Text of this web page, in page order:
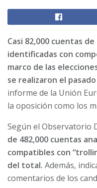
Casi 82,000 cuentas
identificadas con
marco de las
se realizaron el
informe de la Unión
la oposición como los
Según el Observatorio
de 482,000 cuentas
compatibles con
del total. Además,
comentarios de los